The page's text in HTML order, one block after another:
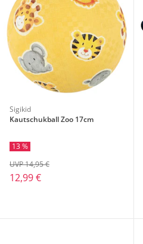
Sigikid
Kautschukball Zoo 17cm
13 %
12,99 €
UVP 14,95 €